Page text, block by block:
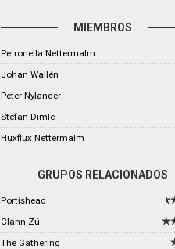
MIEMBROS
Petronella Nettermalm
Johan Wallén
Peter Nylander
Stefan Dimle
Huxflux Nettermalm
GRUPOS RELACIONADOS
Portishead
Clann Zú
The Gathering